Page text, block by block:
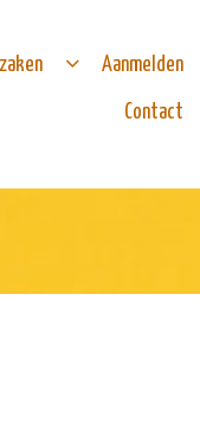
Aanmelden
Contact